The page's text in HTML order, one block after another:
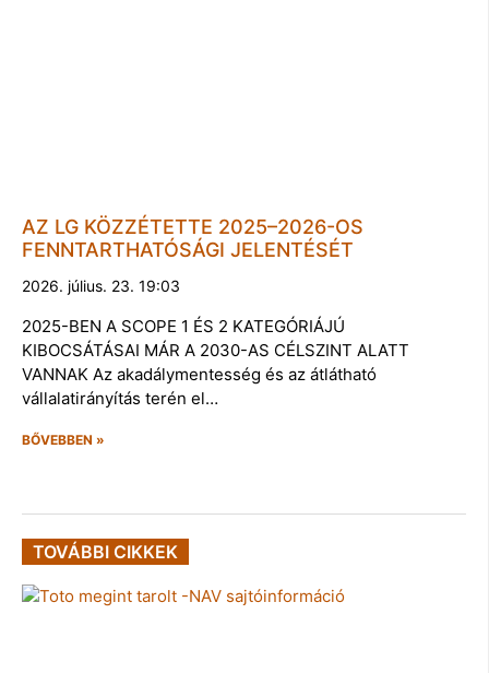
AZ LG KÖZZÉTETTE 2025–2026-OS
FENNTARTHATÓSÁGI JELENTÉSÉT
2026. július. 23. 19:03
2025-BEN A SCOPE 1 ÉS 2 KATEGÓRIÁJÚ
KIBOCSÁTÁSAI MÁR A 2030-AS CÉLSZINT ALATT
VANNAK Az akadálymentesség és az átlátható
vállalatirányítás terén el…
BŐVEBBEN »
TOVÁBBI CIKKEK